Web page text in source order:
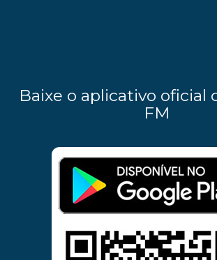
Baixe o aplicativo oficial
FM